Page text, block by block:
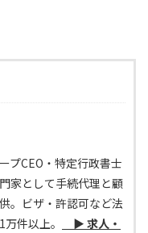
プCEO・特定行政書士
家として手続代理と顧
。ビザ・許認可など法
件以上。
▶ 求人・